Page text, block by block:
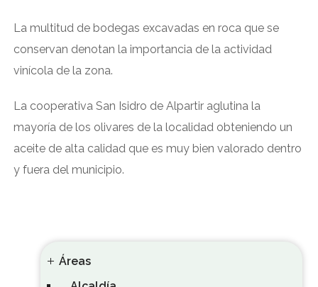
La multitud de bodegas excavadas en roca que se
conservan denotan la importancia de la actividad
vinícola de la zona.
La cooperativa San Isidro de Alpartir aglutina la
mayoría de los olivares de la localidad obteniendo un
aceite de alta calidad que es muy bien valorado dentro
y fuera del municipio.
Áreas